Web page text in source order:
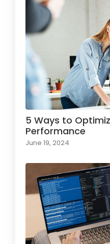
5 Ways to
Performance
June 19, 2024